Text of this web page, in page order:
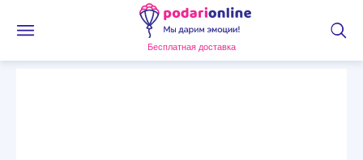
Бесплатная доставка